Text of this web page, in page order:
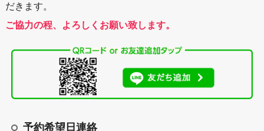
だきます。
ご協力の程、よろしくお願い致します。
予約希望日連絡